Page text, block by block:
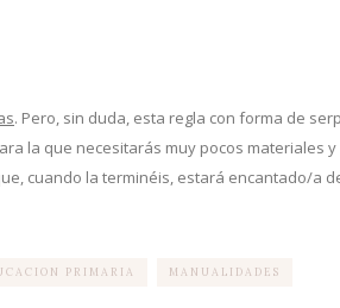
. Pero, sin duda, esta regla con forma de
la que necesitarás muy pocos materiales y
cuando la terminéis, estará encantado/a
PRIMARIA MANUALIDADES